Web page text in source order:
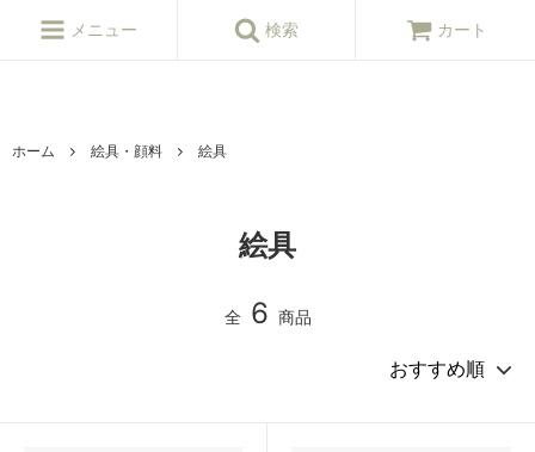
ョップ
メニュー 検索 カート
ホーム 絵具・顔料 絵具
絵具
全 6 商品